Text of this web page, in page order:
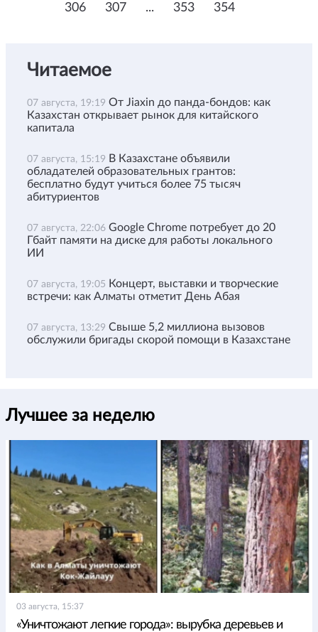
306
307 ... 353 354
Читаемое
07 августа, 19:19 От Jiaxin до панда-бондов: как
Казахстан открывает рынок для китайского
капитала
07 августа, 15:19 В Казахстане объявили
обладателей образовательных грантов:
бесплатно будут учиться более 75 тысяч
абитуриентов
07 августа, 22:06 Google Chrome потребует до 20
Гбайт памяти на диске для работы локального
ИИ
07 августа, 19:05 Концерт, выставки и творческие
встречи: как Алматы отметит День Абая
07 августа, 13:29 Свыше 5,2 миллиона вызовов
обслужили бригады скорой помощи в Казахстане
Лучшее за неделю
03 августа, 15:37
«Уничтожают легкие города»: вырубка деревьев и